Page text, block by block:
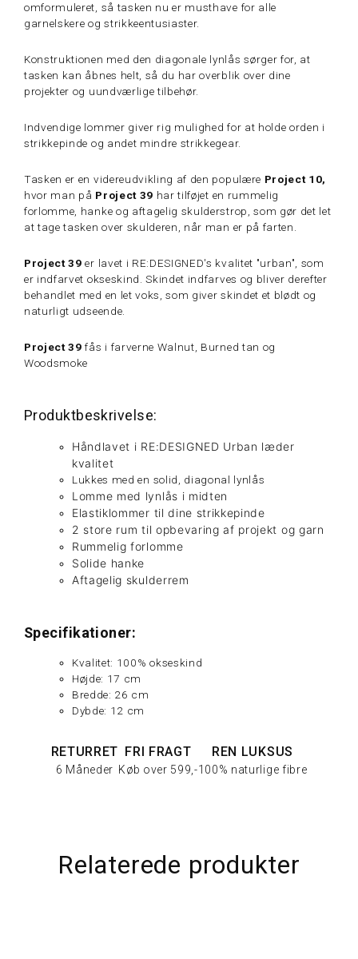
omformuleret, så tasken nu er musthave for alle
garnelskere og strikkeentusiaster.
Konstruktionen med den diagonale lynlås sørger for, at
tasken kan åbnes helt, så du har overblik over dine
projekter og uundværlige tilbehør.
Indvendige lommer giver rig mulighed for at holde orden i
strikkepinde og andet mindre strikkegear.
Tasken er en videreudvikling af den populære Project 10,
hvor man på Project 39 har tilføjet en rummelig
forlomme, hanke og aftagelig skulderstrop, som gør det let
at tage tasken over skulderen, når man er på farten.
Project 39 er lavet i RE:DESIGNED's kvalitet "urban", som
er indfarvet okseskind. Skindet indfarves og bliver derefter
behandlet med en let voks, som giver skindet et blødt og
naturligt udseende.
Project 39 fås i farverne Walnut, Burned tan og
Woodsmoke
Produktbeskrivelse:
Håndlavet i RE:DESIGNED Urban læder
kvalitet
Lukkes med en solid, diagonal lynlås
Lomme med lynlås i midten
Elastiklommer til dine strikkepinde
2 store rum til opbevaring af projekt og garn
Rummelig forlomme
Solide hanke
Aftagelig skulderrem
Specifikationer:
Kvalitet: 100% okseskind
Højde: 17 cm
Bredde: 26 cm
Dybde: 12 cm
RETURRET
6 Måneder
FRI FRAGT
Køb over 599,-
REN LUKSUS
100% naturlige fibre
Relaterede produkter